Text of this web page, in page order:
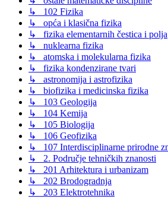
↳ 102 Fizika
↳ opća i klasična fizika
↳ fizika elementarnih čestica i polja
↳ nuklearna fizika
↳ atomska i molekularna fizika
↳ fizika kondenzirane tvari
↳ astronomija i astrofizika
↳ biofizika i medicinska fizika
↳ 103 Geologija
↳ 104 Kemija
↳ 105 Biologija
↳ 106 Geofizika
↳ 107 Interdisciplinarne prirodne
↳ 2. Područje tehničkih znanosti
↳ 201 Arhitektura i urbanizam
↳ 202 Brodogradnja
↳ 203 Elektrotehnika